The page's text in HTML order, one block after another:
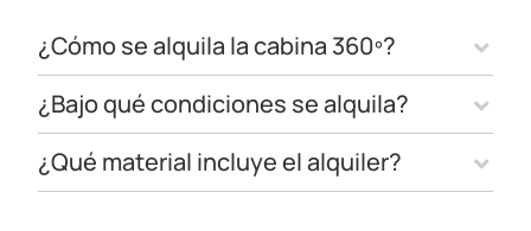
¿Cómo se alquila la cabina 360º?
¿Bajo qué condiciones se alquila?
¿Qué material incluye el alquiler?